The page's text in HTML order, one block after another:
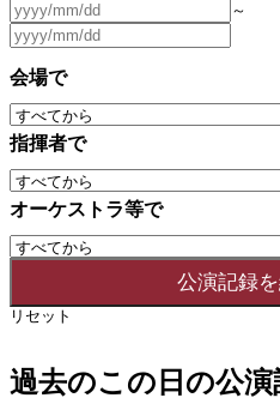
～
会場で
指揮者で
オーケストラ等で
リセット
過去のこの日の公演